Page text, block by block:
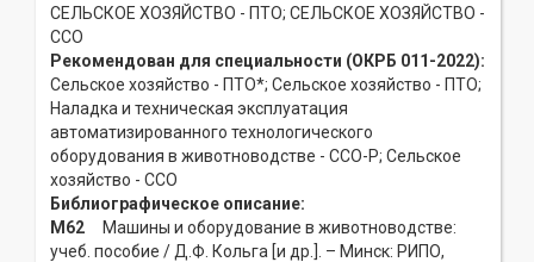
СЕЛЬСКОЕ ХОЗЯЙСТВО - ПТО; СЕЛЬСКОЕ ХОЗЯЙСТВО -
ССO
Рекомендован для специальности (ОКРБ 011-2022):
Сельское хозяйство - ПТО*; Сельское хозяйство - ПТО;
Наладка и техническая эксплуатация
автоматизированного технологического
оборудования в животноводстве - ССO-Р; Сельское
хозяйство - ССO
Библиографическое описание:
М62 Машины и оборудование в животноводстве:
учеб. пособие / Д.Ф. Кольга [и др.]. – Минск: РИПО,